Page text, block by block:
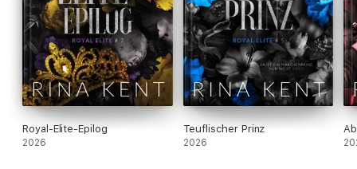
Royal-Elite-Epilog
2026
Teuflischer Prinz
2026